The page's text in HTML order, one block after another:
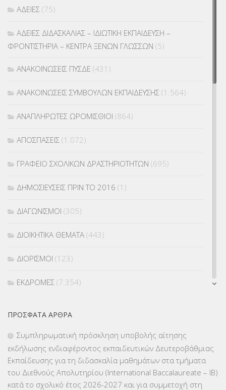
ΑΔΕΙΕΣ (75)
ΑΔΕΙΕΣ ΔΙΔΑΣΚΑΛΙΑΣ – ΙΔΙΩΤΙΚΗ ΕΚΠΑΙΔΕΥΣΗ –
ΦΡΟΝΤΙΣΤΗΡΙΑ – ΚΕΝΤΡΑ ΞΕΝΩΝ ΓΛΩΣΣΩΝ (5)
ΑΝΑΚΟΙΝΩΣΕΙΣ ΠΥΣΔΕ (431)
ΑΝΑΚΟΙΝΩΣΕΙΣ ΣΥΜΒΟΥΛΩΝ ΕΚΠΑΙΔΕΥΣΗΣ (1.564)
ΑΝΑΠΛΗΡΩΤΕΣ ΩΡΟΜΙΣΘΙΟΙ (864)
ΑΠΟΣΠΑΣΕΙΣ (1.072)
ΓΡΑΦΕΙΟ ΣΧΟΛΙΚΩΝ ΔΡΑΣΤΗΡΙΟΤΗΤΩΝ (695)
ΔΗΜΟΣΙΕΥΣΕΙΣ ΠΡΙΝ ΤΟ 2016 (1)
ΔΙΑΓΩΝΙΣΜΟΙ (305)
ΔΙΟΙΚΗΤΙΚΑ ΘΕΜΑΤΑ (443)
ΔΙΟΡΙΣΜΟΙ (123)
ΕΚΔΡΟΜΕΣ (7.354)
ΕΠΙΜΟΡΦΩΣΗ Τ.Π.Ε.(10)
ΕΥΡΩΠΑΪΚΑ ΠΡΟΓΡΑΜΜΑΤΑ(230)
ΠΡΌΣΦΑΤΑ ΆΡΘΡΑ
Συμπληρωματική πρόσκληση υποβολής αίτησης
εκδήλωσης ενδιαφέροντος εκπαιδευτικών Δευτεροβάθμιας
Εκπαίδευσης για τη διδασκαλία μαθημάτων στα τμήματα
του Διεθνούς Απολυτηρίου (International Baccalaureate – IB)
κατά το σχολικό έτος 2026-2027 και για συμμετοχή στη